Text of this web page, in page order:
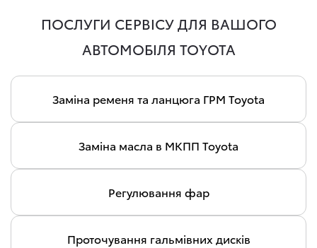
ПОСЛУГИ СЕРВІСУ ДЛЯ ВАШОГО
АВТОМОБІЛЯ TOYOTA
Заміна ременя та ланцюга ГРМ Toyota
Заміна масла в МКПП Toyota
Регулювання фар
Проточування гальмівних дисків